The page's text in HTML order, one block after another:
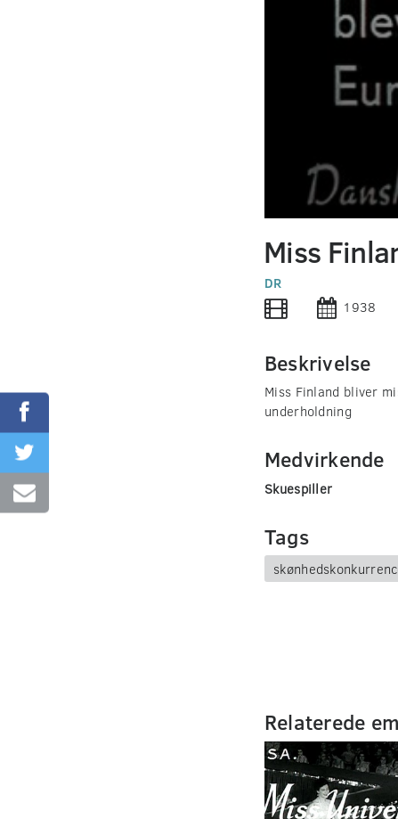
of
0
seconds
90%
Miss
DR
1938
Beskrivelse
Miss Finland bliver
underholdning
Medvirkende
Skuespiller
Tags
Relaterede